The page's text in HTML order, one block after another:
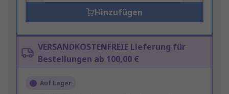
Hinzufügen
VERSANDKOSTENFREIE Lieferung für
Bestellungen ab 100,00 €
Auf Lager